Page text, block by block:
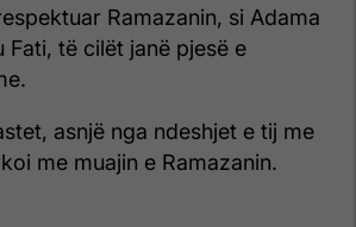
Ramazanin, si Adama
Fati, të cilët janë pjesë e
asnjë nga ndeshjet e tij me
me muajin e Ramazanin.